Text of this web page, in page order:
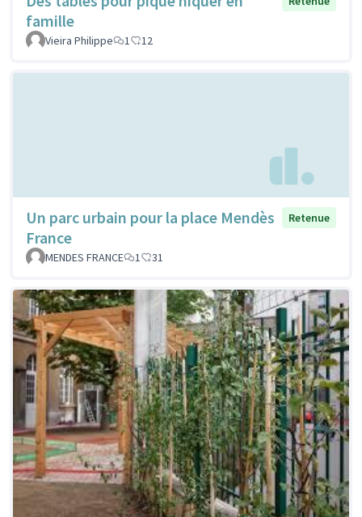
famille
Vieira Philippe 1 12
Un parc urbain pour la place Mendès
France
Retenue
MENDES FRANCE 1 31